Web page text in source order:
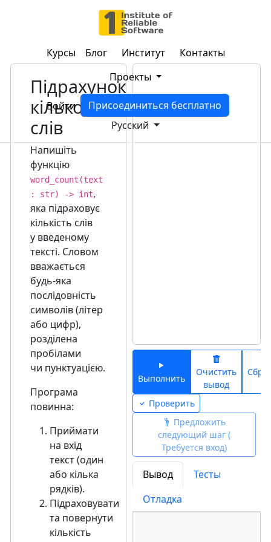
Курсы Блог Институт
Контакты
Проекты
Войти
Присоединиться бесплатно
Русский
Підрахунок
кількості
слів
Напишіть
функцію
word_count(text
: str) -> int,
яка підраховує
кількість слів
у введеному
тексті. Словом
вважається
будь-яка
послідовність
символів (літер
або цифр),
розділена
пробілами
чи пунктуацією.
Програма
повинна:
Приймати
на вхід
текст (один
або кілька
рядків).
Підраховувати
та повернути
кількість
Выполнить
Очистить
вывод
Проверить
следующий шаг (
Требуется вход)
Вывод
Тесты
Отладка